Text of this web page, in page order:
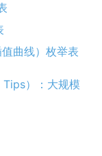
曲线）枚举表
）：大规模